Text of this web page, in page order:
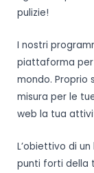
pulizie!
I nostri
piattaforma
mondo. Proprio
misura per le
web la tua
L’obiettivo di
punti forti della